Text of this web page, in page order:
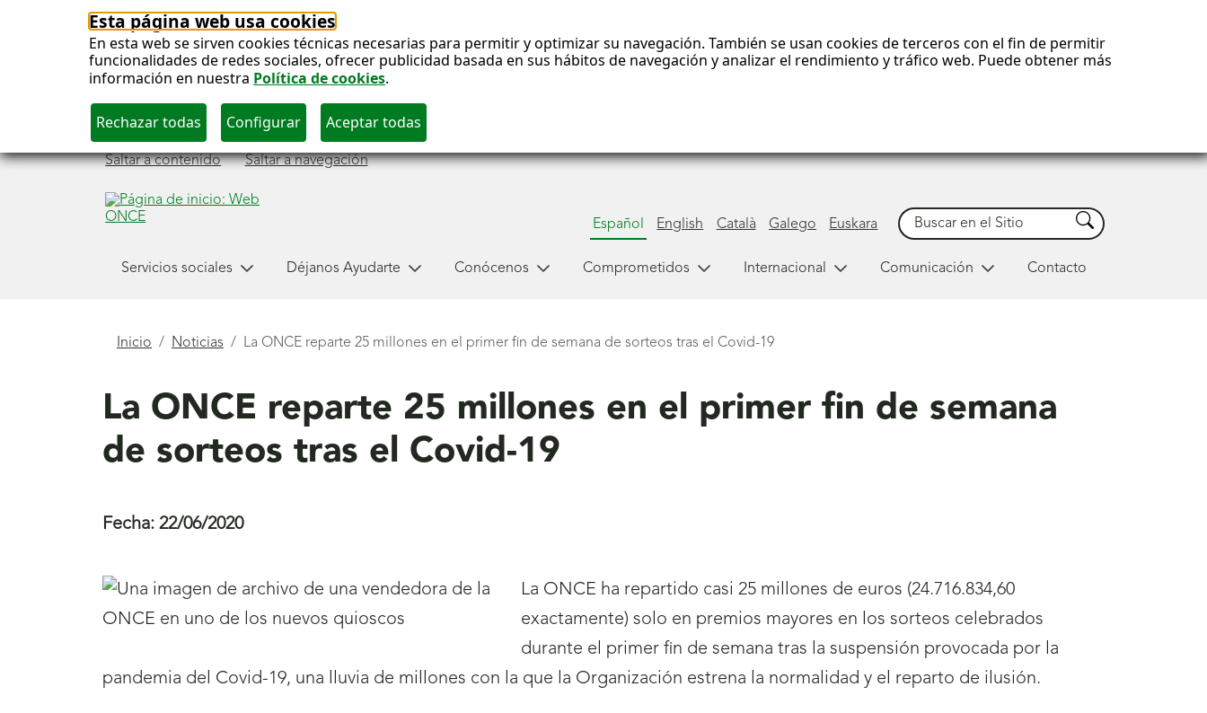
Esta página web usa cookies
En esta web se sirven cookies técnicas necesarias para permitir y optimizar su navegación. También se usan cookies de terceros con el fin de permitir
funcionalidades de redes sociales, ofrecer publicidad basada en sus hábitos de navegación y analizar el rendimiento y tráfico web. Puede obtener más
información en nuestra Política de cookies.
Saltar a contenido Saltar a navegación
Español English Català Galego Euskara
Buscar Buscar
Servicios sociales Déjanos Ayudarte Conócenos Comprometidos Internacional Comunicación Contacto
Está
Inicio Noticias La ONCE reparte 25 millones en el primer fin de semana de sorteos tras el Covid-19
La ONCE reparte 25 millones en el primer fin de semana
de sorteos tras el Covid-19
Fecha: 22/06/2020
La ONCE ha repartido casi 25 millones de euros (24.716.834,60
exactamente) solo en premios mayores en los sorteos celebrados
durante el primer fin de semana tras la suspensión provocada por la
pandemia del Covid-19, una lluvia de millones con la que la Organización estrena la normalidad y el reparto de ilusión.